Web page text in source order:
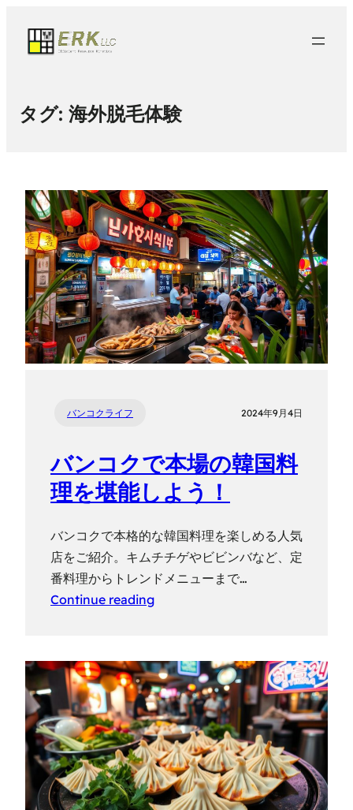
タグ: 海外脱毛体験
バンコクライフ 2024年9月4日
バンコクで本場の韓国料
理を堪能しよう！
バンコクで本格的な韓国料理を楽しめる人気
店をご紹介。キムチチゲやビビンバなど、定
番料理からトレンドメニューまで…
Continue reading